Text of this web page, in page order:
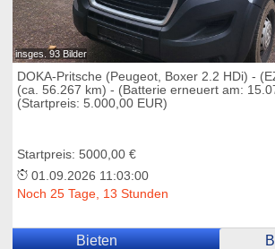
insges. 93 Bilder
DOKA-Pritsche (Peugeot, Boxer 2.2 HDi) -
(ca. 56.267 km) - (Batterie erneuert am:
(Startpreis: 5.000,00 EUR)
Startpreis: 5000,00 €
01.09.2026 11:03:00
Noch 25 Tage, 13 Stunden
Bieten